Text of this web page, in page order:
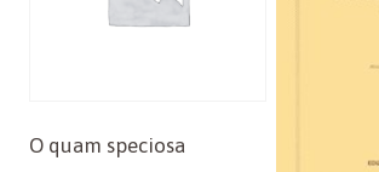
O quam speciosa